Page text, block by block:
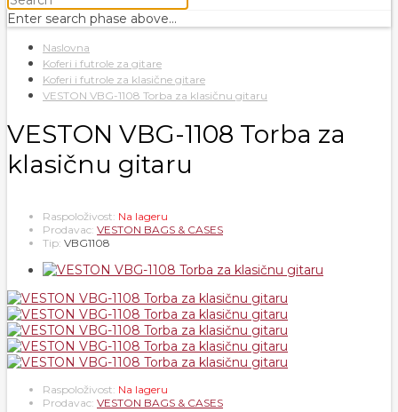
Enter search phase above...
Naslovna
Koferi i futrole za gitare
Koferi i futrole za klasične gitare
VESTON VBG-1108 Torba za klasičnu gitaru
VESTON VBG-1108 Torba za
klasičnu gitaru
Raspoloživost: Na lageru
Prodavac: VESTON BAGS & CASES
Tip: VBG1108
Raspoloživost: Na lageru
Prodavac: VESTON BAGS & CASES